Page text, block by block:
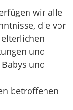
wir alle
die vor
und
und
betroffenen